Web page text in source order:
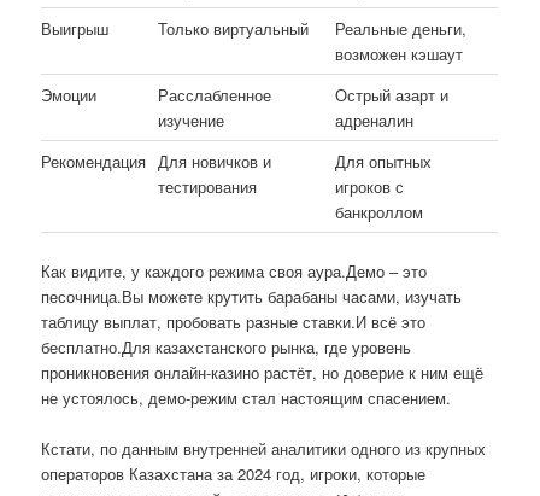
Выигрыш
Только виртуальный
Реальные деньги,
возможен кэшаут
Эмоции
Расслабленное
изучение
Острый азарт и
адреналин
Рекомендация Для новичков и
тестирования
Для опытных
игроков с
банкроллом
Как видите, у каждого режима своя аура.Демо – это
песочница.Вы можете крутить барабаны часами, изучать
таблицу выплат, пробовать разные ставки.И всё это
бесплатно.Для казахстанского рынка, где уровень
проникновения онлайн-казино растёт, но доверие к ним ещё
не устоялось, демо-режим стал настоящим спасением.
Кстати, по данным внутренней аналитики одного из крупных
операторов Казахстана за 2024 год, игроки, которые